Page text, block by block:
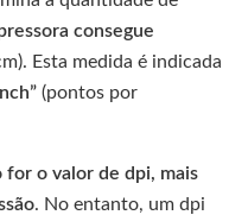
consegue
Esta medida é indicada
(pontos por
for o valor de dpi, mais
. No entanto, um dpi